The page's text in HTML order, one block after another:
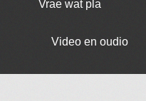
Vrae wat pla
Video en oudio